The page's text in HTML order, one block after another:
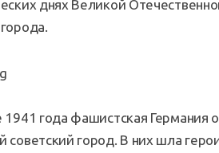
днях Великой
года фашистская Германия
советский город. В них шла